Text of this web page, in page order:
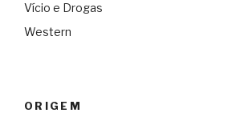
Vício e Drogas
Western
ORIGEM